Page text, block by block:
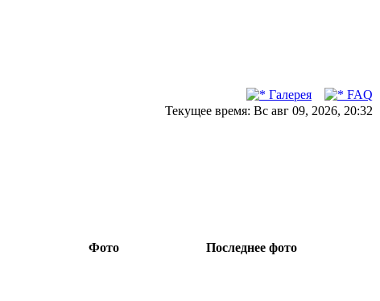
Галерея
FAQ
Текущее время: Вс авг 09, 2026, 20:32
Фото Последнее фото